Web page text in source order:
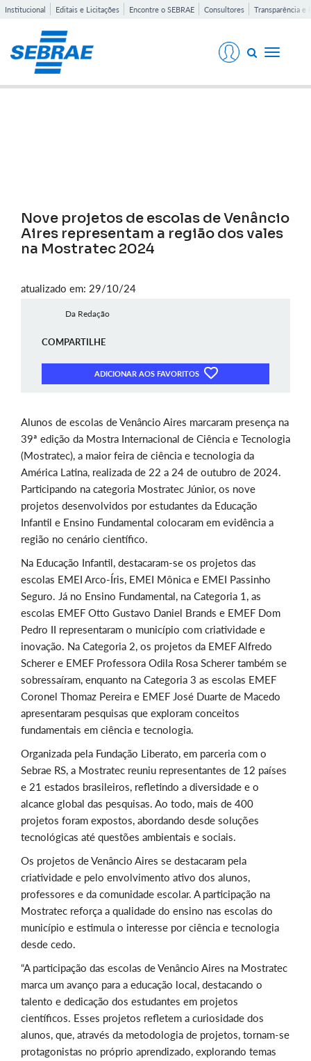
Institucional Editais e Licitações Encontre o SEBRAE Consultores Transparência e
Toggle
Nove projetos de escolas de Venâncio
Aires representam a região dos vales
na Mostratec 2024
atualizado em: 29/10/24
Da Redação
COMPARTILHE
ADICIONAR AOS FAVORITOS
Alunos de escolas de Venâncio Aires marcaram presença na
39ª edição da Mostra Internacional de Ciência e Tecnologia
(Mostratec), a maior feira de ciência e tecnologia da
América Latina, realizada de 22 a 24 de outubro de 2024.
Participando na categoria Mostratec Júnior, os nove
projetos desenvolvidos por estudantes da Educação
Infantil e Ensino Fundamental colocaram em evidência a
região no cenário científico.
Na Educação Infantil, destacaram-se os projetos das
escolas EMEI Arco-Íris, EMEI Mônica e EMEI Passinho
Seguro. Já no Ensino Fundamental, na Categoria 1, as
escolas EMEF Otto Gustavo Daniel Brands e EMEF Dom
Pedro II representaram o município com criatividade e
inovação. Na Categoria 2, os projetos da EMEF Alfredo
Scherer e EMEF Professora Odila Rosa Scherer também se
sobressaíram, enquanto na Categoria 3 as escolas EMEF
Coronel Thomaz Pereira e EMEF José Duarte de Macedo
apresentaram pesquisas que exploram conceitos
fundamentais em ciência e tecnologia.
Organizada pela Fundação Liberato, em parceria com o
Sebrae RS, a Mostratec reuniu representantes de 12 países
e 21 estados brasileiros, refletindo a diversidade e o
alcance global das pesquisas. Ao todo, mais de 400
projetos foram expostos, abordando desde soluções
tecnológicas até questões ambientais e sociais.
Os projetos de Venâncio Aires se destacaram pela
criatividade e pelo envolvimento ativo dos alunos,
professores e da comunidade escolar. A participação na
Mostratec reforça a qualidade do ensino nas escolas do
município e estimula o interesse por ciência e tecnologia
desde cedo.
“A participação das escolas de Venâncio Aires na Mostratec
marca um avanço para a educação local, destacando o
talento e dedicação dos estudantes em projetos
científicos. Esses projetos refletem a curiosidade dos
alunos, que, através da metodologia de projetos, tornam-se
protagonistas no próprio aprendizado, explorando temas